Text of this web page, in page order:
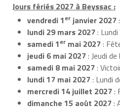
Jours fériés 2027 à Beyssac :
vendredi 1er janvier 2027
lundi 29 mars 2027:
samedi 1er mai 2027:
jeudi 6 mai 2027: Jeudi
samedi 8 mai 2027:
lundi 17 mai 2027: Lundi
mercredi 14 juillet 2027:
dimanche 15 août 2027: